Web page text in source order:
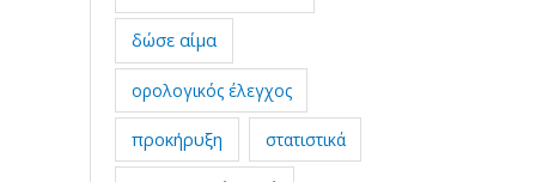
δώσε αίμα
ορολογικός έλεγχος
προκήρυξη στατιστικά